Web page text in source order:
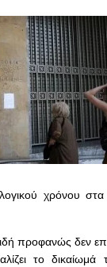
χρόνου
προφανώς δεν
το